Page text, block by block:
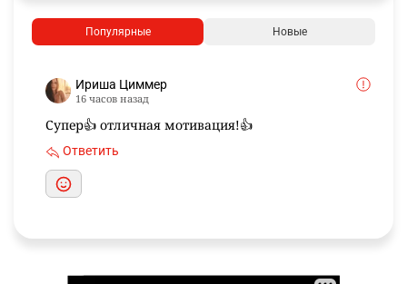
Популярные Новые
Ириша Циммер
16 часов назад
Супер👍 отличная мотивация!👍
Ответить